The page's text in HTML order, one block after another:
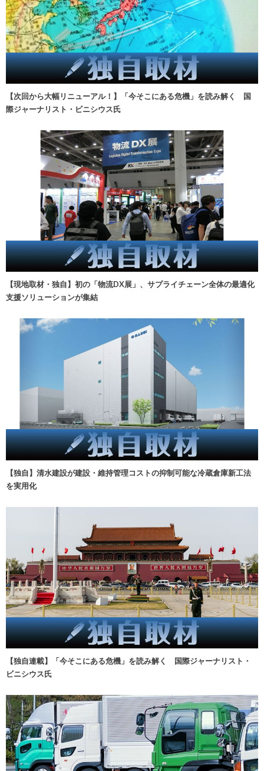
【次回から大幅リニューアル！】「今そこにある危機」を読み解く 国
際ジャーナリスト・ビニシウス氏
【現地取材・独自】初の「物流DX展」、サプライチェーン全体の最適化
支援ソリューションが集結
【独自】清水建設が建設・維持管理コストの抑制可能な冷蔵倉庫新工法
を実用化
【独自連載】「今そこにある危機」を読み解く 国際ジャーナリスト・
ビニシウス氏